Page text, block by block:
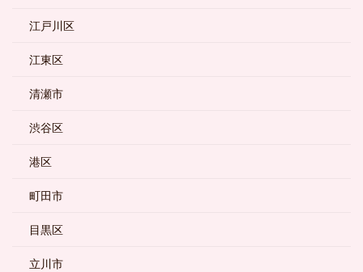
江戸川区
江東区
清瀬市
渋谷区
港区
町田市
目黒区
立川市